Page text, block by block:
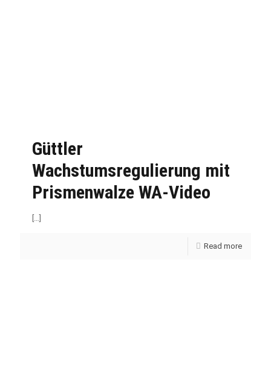
Güttler
Wachstumsregulierung mit
Prismenwalze WA-Video
[…]
Read more